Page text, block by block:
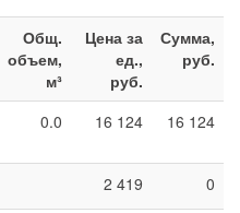
Общ.
объем,
м³
Цена за
ед.,
руб.
Сумма,
руб.
0.0 16 124 16 124
2 419 0